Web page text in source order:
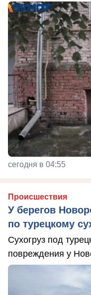
сегодня в 04:55
Происшествия
У берегов
по турецкому
Сухогруз под
повреждения у